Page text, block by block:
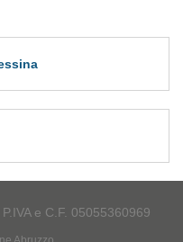
e C.F. 05055360969